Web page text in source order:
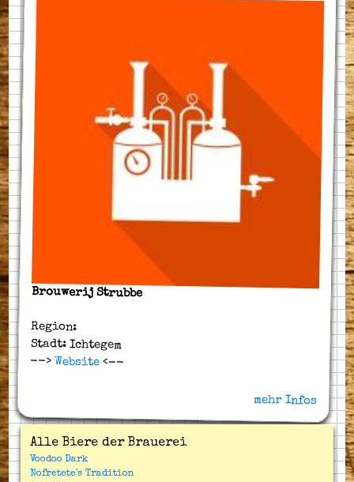
Brouwerij Strubbe
Region:
Stadt: Ichtegem
--> Website <--
mehr Infos
Alle Biere der Brauerei
Voodoo Dark
Nofretete's Tradition